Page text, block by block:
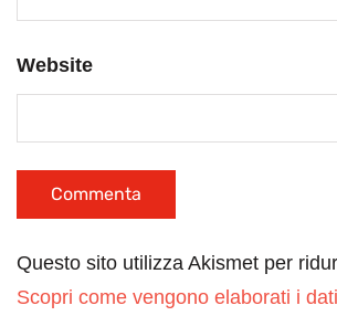
Website
Questo sito utilizza Akismet per
Scopri come vengono elaborati i